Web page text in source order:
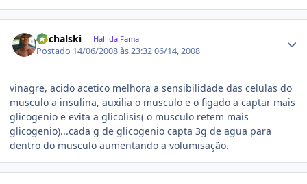
Puchalski Hall da Fama
Postado 14/06/2008 às 23:3206/14, 2008
vinagre, acido acetico melhora a sensibilidade das celulas do
musculo a insulina, auxilia o musculo e o figado a captar mais
glicogenio e evita a glicolisis( o musculo retem mais
glicogenio)...cada g de glicogenio capta 3g de agua para
dentro do musculo aumentando a volumisação.